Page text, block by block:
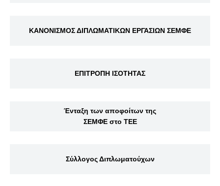
ΚΑΝΟΝΙΣΜΟΣ ΔΙΠΛΩΜΑΤΙΚΩΝ ΕΡΓΑΣΙΩΝ ΣΕΜΦΕ
ΕΠΙΤΡΟΠΗ ΙΣΟΤΗΤΑΣ
Ένταξη των αποφοίτων της
ΣΕΜΦΕ στο ΤΕΕ
Σύλλογος Διπλωματούχων